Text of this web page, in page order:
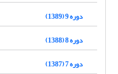
دوره 9 (1389)
دوره 8 (1388)
دوره 7 (1387)